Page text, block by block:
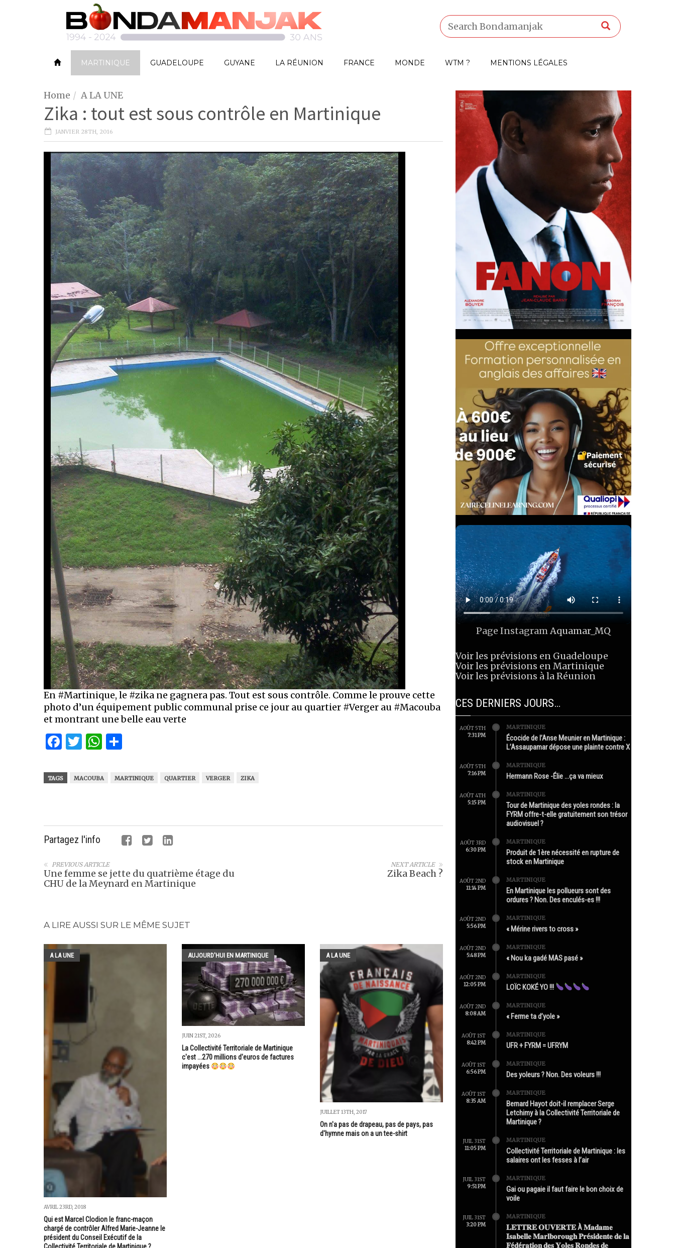
MARTINIQUE GUADELOUPE GUYANE LA RÉUNION FRANCE MONDE WTM ? MENTIONS LÉGALES
Home A LA UNE
Zika : tout est sous contrôle en Martinique
JANVIER 28TH, 2016
En #Martinique, le #zika ne gagnera pas. Tout est sous contrôle. Comme le prouve cette
photo d’un équipement public communal prise ce jour au quartier #Verger au #Macouba
et montrant une belle eau verte
Facebook
Twitter
WhatsApp
TAGS MACOUBA MARTINIQUE QUARTIER VERGER ZIKA
Partagez l'info
NEXT ARTICLE
Zika Beach ?
PREVIOUS ARTICLE
Une femme se jette du quatrième étage du
CHU de la Meynard en Martinique
A LIRE AUSSI SUR LE MÊME SUJET
A LA UNE
AVRIL 23RD, 2018
Qui est Marcel Clodion le franc-maçon
chargé de contrôler Alfred Marie-Jeanne le
président du Conseil Exécutif de la
Collectivité Territoriale de Martinique ?
AUJOURD'HUI EN MARTINIQUE
JUIN 21ST, 2026
La Collectivité Territoriale de Martinique
c'est ...270 millions d'euros de factures
impayées
A LA UNE
JUILLET 13TH, 2017
On n'a pas de drapeau, pas de pays, pas
d'hymne mais on a un tee-shirt
Page InstagramAquamar_MQ
Voir les prévisions en Guadeloupe
Voir les prévisions en Martinique
Voir les prévisions à la Réunion
CES DERNIERS JOURS…
AOÛT 5TH
7:31 PM
MARTINIQUE
Écocide de l’Anse Meunier en Martinique :
L’Assaupamar dépose une plainte contre X
AOÛT 5TH
7:16 PM
MARTINIQUE
Hermann Rose -Élie …ça va mieux
AOÛT 4TH
5:15 PM
MARTINIQUE
Tour de Martinique des yoles rondes : la
FYRM offre-t-elle gratuitement son trésor
audiovisuel ?
AOÛT 3RD
6:30 PM
MARTINIQUE
Produit de 1ère nécessité en rupture de
stock en Martinique
AOÛT 2ND
11:14 PM
MARTINIQUE
En Martinique les pollueurs sont des
ordures ? Non. Des enculés-es !!!
AOÛT 2ND
5:56 PM
MARTINIQUE
« Mérine rivers to cross »
AOÛT 2ND
5:48 PM
MARTINIQUE
« Nou ka gadé MAS pasé »
AOÛT 2ND
12:05 PM
MARTINIQUE
LOÏC KOKÉ YO !!!
AOÛT 2ND
8:08 AM
MARTINIQUE
« Ferme ta d’yole »
AOÛT 1ST
8:42 PM
MARTINIQUE
UFR + FYRM = UFRYM
AOÛT 1ST
6:56 PM
MARTINIQUE
Des yoleurs ? Non. Des voleurs !!!
AOÛT 1ST
8:35 AM
MARTINIQUE
Bernard Hayot doit-il remplacer Serge
Letchimy à la Collectivité Territoriale de
Martinique ?
JUIL 31ST
11:05 PM
MARTINIQUE
Collectivité Territoriale de Martinique : les
salaires ont les fesses à l’air
JUIL 31ST
9:51 PM
MARTINIQUE
Gai ou pagaie il faut faire le bon choix de
voile
JUIL 31ST
3:20 PM
MARTINIQUE
𝐋𝐄𝐓𝐓𝐑𝐄 𝐎𝐔𝐕𝐄𝐑𝐓𝐄 À 𝐌𝐚𝐝𝐚𝐦𝐞
𝐈𝐬𝐚𝐛𝐞𝐥𝐥𝐞 𝐌𝐚𝐫𝐥𝐛𝐨𝐫𝐨𝐮𝐠𝐡 𝐏𝐫é𝐬𝐢𝐝𝐞𝐧𝐭𝐞 𝐝𝐞 𝐥𝐚
𝐅é𝐝é𝐫𝐚𝐭𝐢𝐨𝐧 𝐝𝐞𝐬 𝐘𝐨𝐥𝐞𝐬 𝐑𝐨𝐧𝐝𝐞𝐬 𝐝𝐞